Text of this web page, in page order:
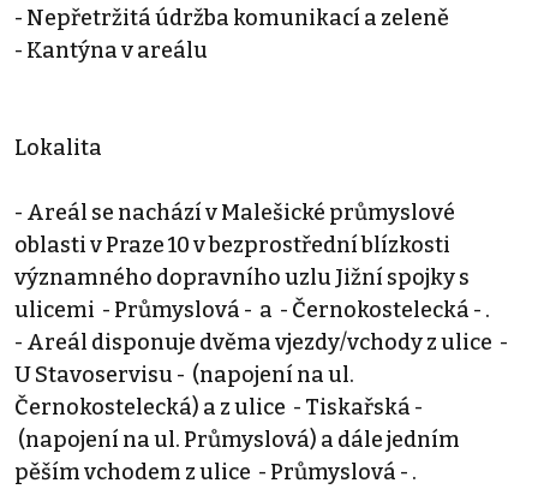
- Nepřetržitá údržba komunikací a zeleně
- Kantýna v areálu
Lokalita
- Areál se nachází v Malešické průmyslové
oblasti v Praze 10 v bezprostřední blízkosti
významného dopravního uzlu Jižní spojky s
ulicemi - Průmyslová - a - Černokostelecká - .
- Areál disponuje dvěma vjezdy/vchody z ulice -
U Stavoservisu - (napojení na ul.
Černokostelecká) a z ulice - Tiskařská -
(napojení na ul. Průmyslová) a dále jedním
pěším vchodem z ulice - Průmyslová - .